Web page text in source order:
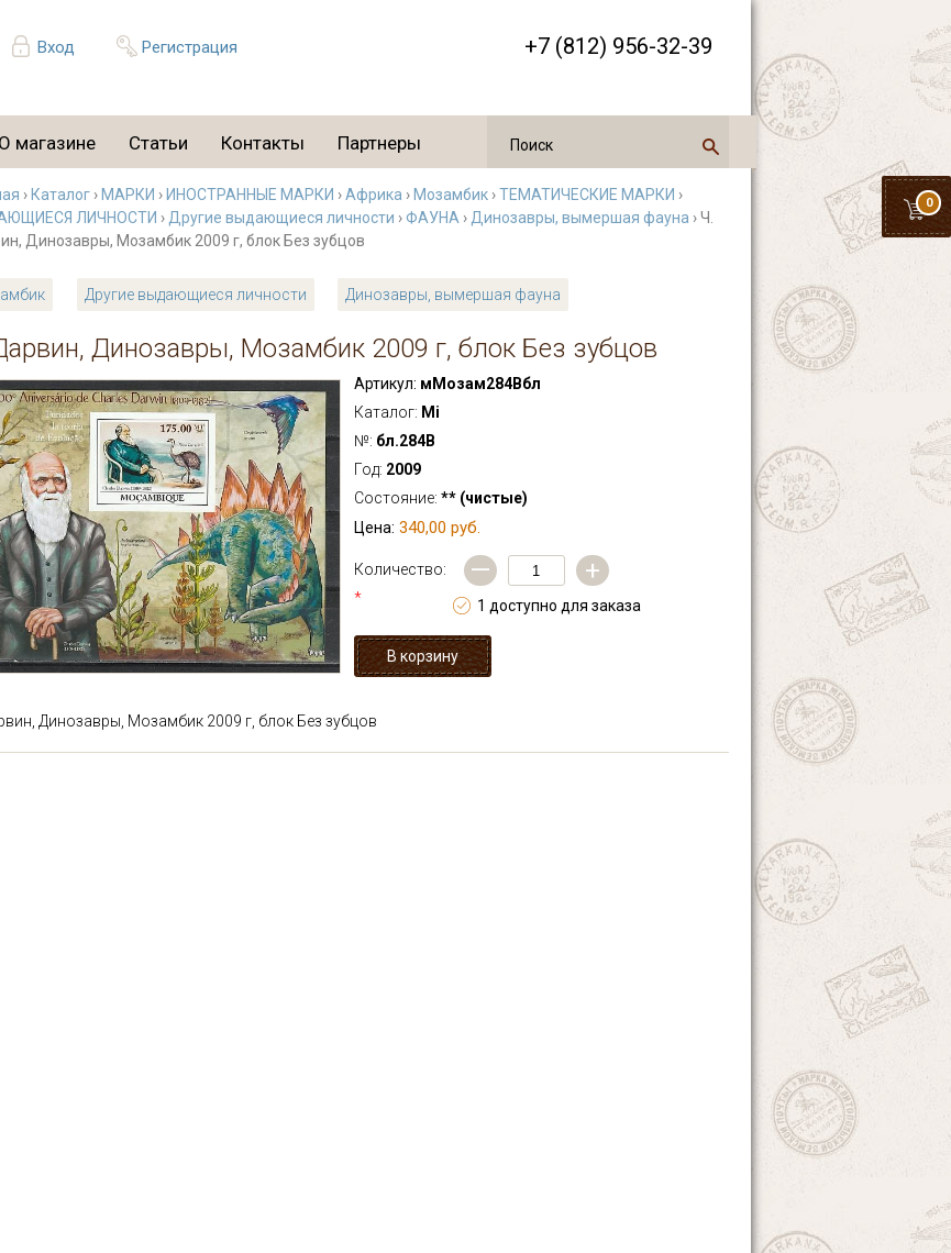
Вход Регистрация +7 (812) 956-32-39
0
О магазине Статьи Контакты Партнеры
› Каталог › МАРКИ › ИНОСТРАННЫЕ МАРКИ ›Африка › Мозамбик ›ТЕМАТИЧЕСКИЕ МАРКИ ›
ЛИЧНОСТИ › Другие выдающиеся личности ›ФАУНА › Динозавры, вымершая фауна › Ч.
Динозавры, Мозамбик 2009 г, блок Без зубцов
Другие выдающиеся личности Динозавры, вымершая фауна
Динозавры, Мозамбик 2009 г, блок Без зубцов
Артикул: мМозам284Вбл
Каталог: Mi
№: бл.284В
Год: 2009
Состояние: ** (чистые)
Цена: 340,00 руб.
Количество:
*
— +
1 доступно для заказа
Динозавры, Мозамбик 2009 г, блок Без зубцов